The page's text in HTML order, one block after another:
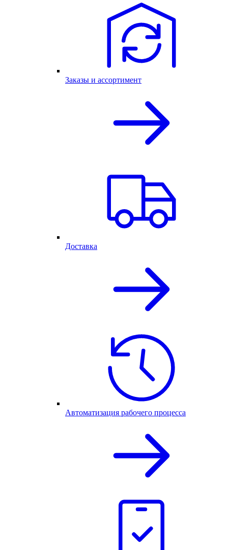
Заказы и ассортимент
Доставка
Автоматизация рабочего процесса